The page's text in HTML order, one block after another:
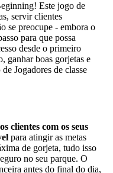
Este jogo de
servir clientes
se preocupe - embora o
para que possa
desde o primeiro
ganhar boas gorjetas e
Jogadores de classe
clientes com os seus
para atingir as metas
de gorjeta, tudo isso
no seu parque. O
antes do final do dia,